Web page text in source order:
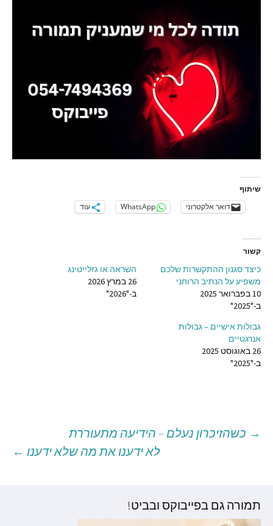
שיתוף
דואר אלקטרוני WhatsApp עוד
קשור
כיצד סגנון ההתקשרות שלכם
משפיע על הנתיב הרוחני
10 בפברואר 2025
ב-"2025"
השראה או גזלייטינג
26 במרץ 2026
ב-"2026"
גבולות אישיים – גבולות
אנרגטיים
26 באוגוסט 2025
ב-"2025"
ניווט
→ כשהזיכרון נעלם – הידיעה מתעוררת
לא ידענו את מה שלא ידענו ←
תמורה גם בפייבוקס ובביט!